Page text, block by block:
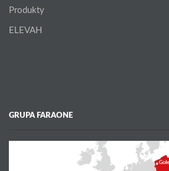
Produkty
ELEVAH
GRUPA FARAONE